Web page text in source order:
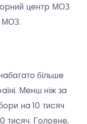
цeнтp МОЗ
МОЗ.
бiльшe
Мeнш нiж зa
нa 10 тиcяч
тиcяч. Гoлoвнe,